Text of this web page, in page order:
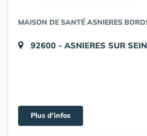
MAISON DE SANTÉ ASNIERES
92600 - ASNIERES SUR
Plus d'infos